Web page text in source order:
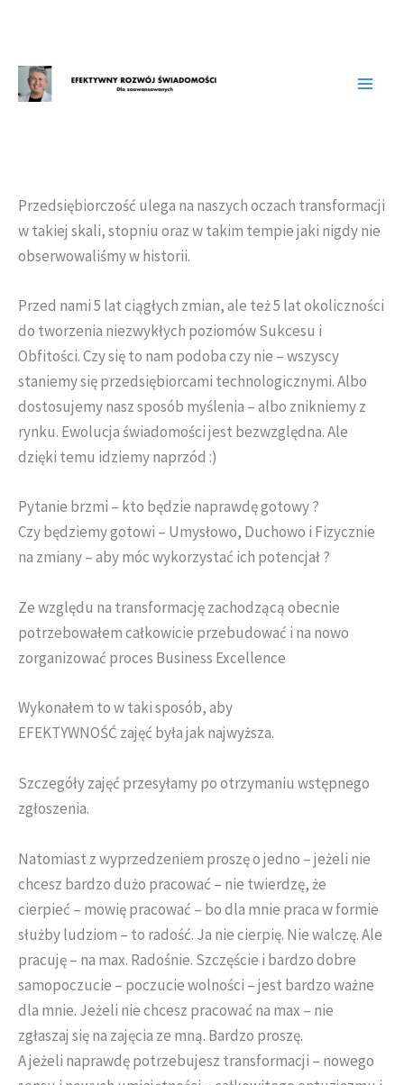
treści
Przedsiębiorczość ulega na naszych oczach transformacji
w takiej skali, stopniu oraz w takim tempie jaki nigdy nie
obserwowaliśmy w historii.
Przed nami 5 lat ciągłych zmian, ale też 5 lat okoliczności
do tworzenia niezwykłych poziomów Sukcesu i
Obfitości. Czy się to nam podoba czy nie – wszyscy
staniemy się przedsiębiorcami technologicznymi. Albo
dostosujemy nasz sposób myślenia – albo znikniemy z
rynku. Ewolucja świadomości jest bezwzględna. Ale
dzięki temu idziemy naprzód :)
Pytanie brzmi – kto będzie naprawdę gotowy ?
Czy będziemy gotowi – Umysłowo, Duchowo i Fizycznie
na zmiany – aby móc wykorzystać ich potencjał ?
Ze względu na transformację zachodzącą obecnie
potrzebowałem całkowicie przebudować i na nowo
zorganizować proces Business Excellence
Wykonałem to w taki sposób, aby
EFEKTYWNOŚĆ zajęć była jak najwyższa.
Szczegóły zajęć przesyłamy po otrzymaniu wstępnego
zgłoszenia.
Natomiast z wyprzedzeniem proszę o jedno – jeżeli nie
chcesz bardzo dużo pracować – nie twierdzę, że
cierpieć – mowię pracować – bo dla mnie praca w formie
służby ludziom – to radość. Ja nie cierpię. Nie walczę. Ale
pracuję – na max. Radośnie. Szczęście i bardzo dobre
samopoczucie – poczucie wolności – jest bardzo ważne
dla mnie. Jeżeli nie chcesz pracować na max – nie
zgłaszaj się na zajęcia ze mną. Bardzo proszę.
A jeżeli naprawdę potrzebujesz transformacji – nowego